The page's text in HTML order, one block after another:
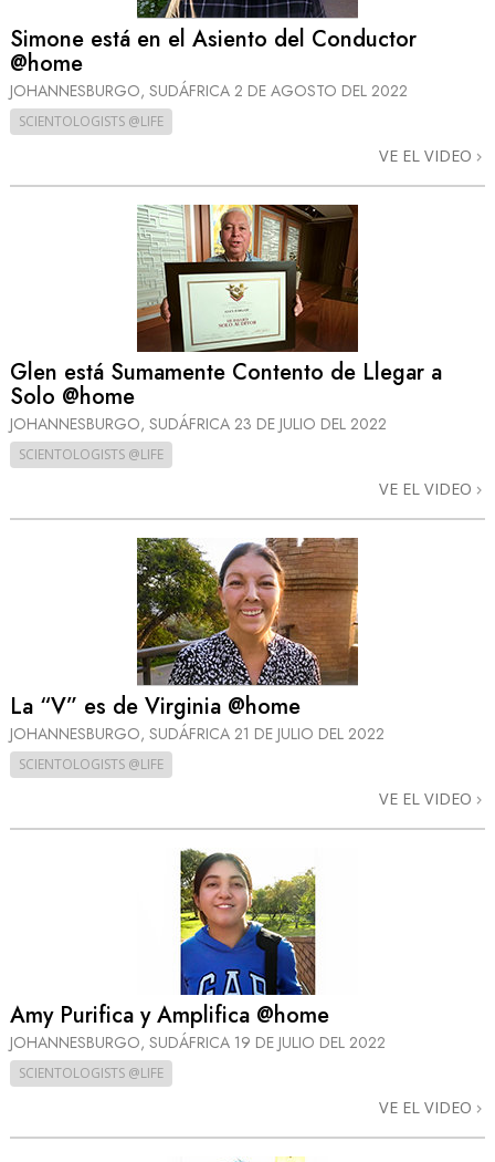
Simone está en el Asiento del Conductor
@home
JOHANNESBURGO, SUDÁFRICA 2 DE AGOSTO DEL 2022
SCIENTOLOGISTS @LIFE
VE EL VIDEO
Glen está Sumamente Contento de Llegar a
Solo @home
JOHANNESBURGO, SUDÁFRICA 23 DE JULIO DEL 2022
SCIENTOLOGISTS @LIFE
VE EL VIDEO
La “V” es de Virginia @home
JOHANNESBURGO, SUDÁFRICA 21 DE JULIO DEL 2022
SCIENTOLOGISTS @LIFE
VE EL VIDEO
Amy Purifica y Amplifica @home
JOHANNESBURGO, SUDÁFRICA 19 DE JULIO DEL 2022
SCIENTOLOGISTS @LIFE
VE EL VIDEO